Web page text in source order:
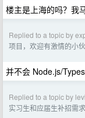
楼主是上海的吗？我
Replied to a topic by
项目，欢迎有激情的小
并不会 Node.js/
Replied to a topic by
实习生和应届生补招需